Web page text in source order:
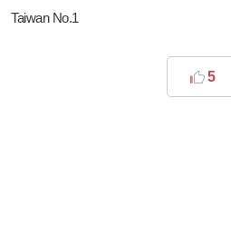
Taiwan No.1
5